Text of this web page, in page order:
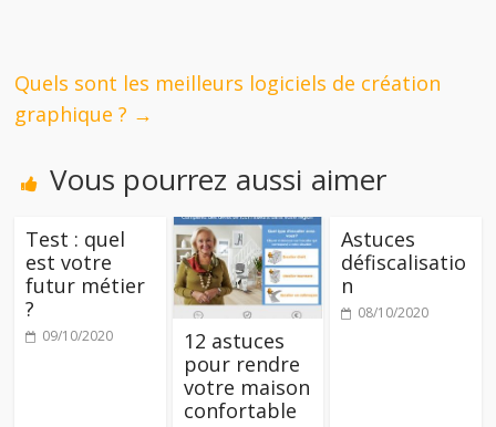
Quels sont les meilleurs logiciels de création
graphique ? →
Vous pourrez aussi aimer
Test : quel
est votre
futur métier
?
09/10/2020
12 astuces
pour rendre
votre maison
confortable
Astuces
défiscalisatio
n
08/10/2020